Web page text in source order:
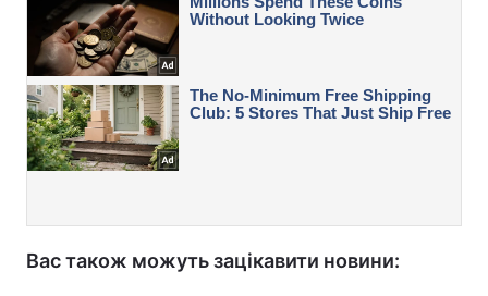
Вас також можуть зацікавити новини: